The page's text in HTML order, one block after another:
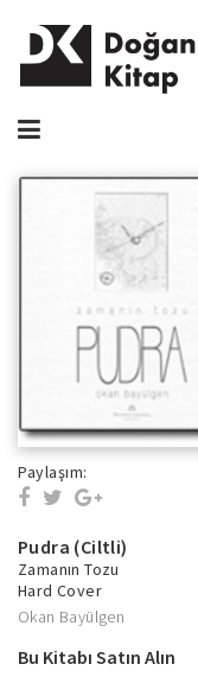
Paylaşım:
Pudra (Ciltli)
Zamanın Tozu
Hard Cover
Okan Bayülgen
Bu Kitabı Satın Alın